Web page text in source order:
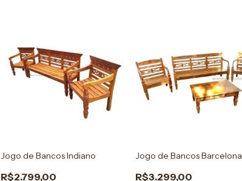
Jogo de Bancos Indiano
R$2.799,00
Jogo de Bancos Barcelona
R$3.299,00